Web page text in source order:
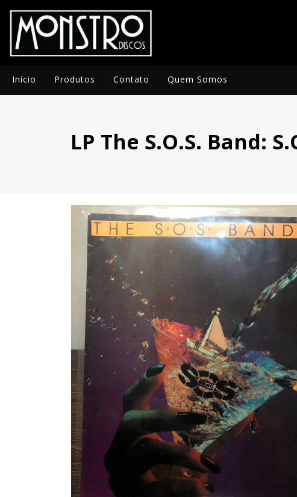
Início Produtos Contato Quem Somos
LP The S.O.S. Band: